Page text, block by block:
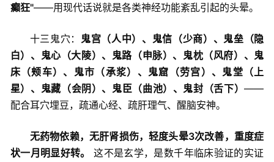
癫狂"——用现代话说就是各类神经功能紊乱引起的头晕。
十三鬼穴： 鬼宫（人中）、鬼信（少商）、鬼垒（隐
白）、鬼心（大陵）、鬼路（申脉）、鬼枕（风府）、鬼
床（颊车）、鬼市（承浆）、鬼窟（劳宫）、鬼堂（上
星）、鬼藏（会阴）、鬼臣（曲池）、鬼封（舌下）——
配合耳穴埋豆，疏通心经、疏肝理气、醒脑安神。
无药物依赖，无肝肾损伤，轻度头晕3次改善，重度症
状一月明显好转。
这不是玄学，是数千年临床验证的实证